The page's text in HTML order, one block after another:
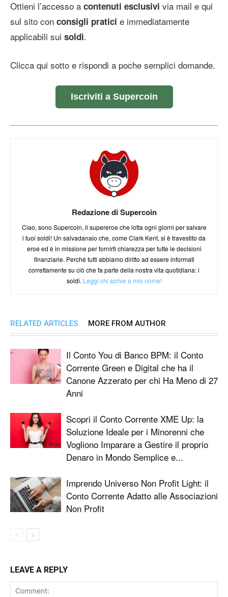
Ottieni l’accesso a contenuti esclusivi via mail e qui
sul sito con consigli pratici e immediatamente
applicabili sui soldi.
Clicca qui sotto e rispondi a poche semplici domande.
Iscriviti a Supercoin
Redazione di Supercoin
Ciao, sono Supercoin, il supereroe che lotta ogni giorni per salvare
i tuoi soldi! Un salvadanaio che, come Clark Kent, si è travestito da
eroe ed è in missione per fornirti chiarezza per tutte le decisioni
finanziarie. Perché tutti abbiamo diritto ad essere informati
correttamente su ciò che fa parte della nostra vita quotidiana: i
soldi. Leggi chi scrive a mio nome!
RELATED ARTICLES MORE FROM AUTHOR
Il Conto You di Banco BPM: il Conto
Corrente Green e Digital che ha il
Canone Azzerato per chi Ha Meno di 27
Anni
Scopri il Conto Corrente XME Up: la
Soluzione Ideale per i Minorenni che
Vogliono Imparare a Gestire il proprio
Denaro in Mondo Semplice e...
Imprendo Universo Non Profit Light: il
Conto Corrente Adatto alle Associazioni
Non Profit
LEAVE A REPLY